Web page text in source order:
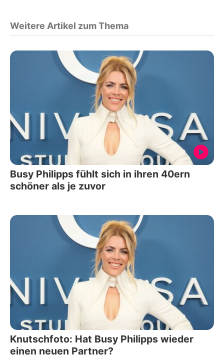
Weitere Artikel zum Thema
Busy Philipps fühlt sich in ihren 40ern
schöner als je zuvor
Knutschfoto: Hat Busy Philipps wieder
einen neuen Partner?